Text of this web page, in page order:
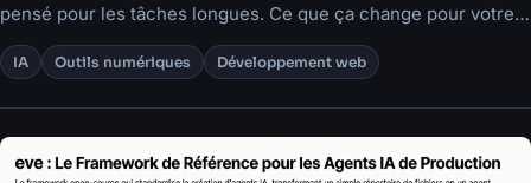
pensé pour les tâches longues. Ce que ça change pour votre
stratégie d'outils IA.
IA Outils numériques Développement web